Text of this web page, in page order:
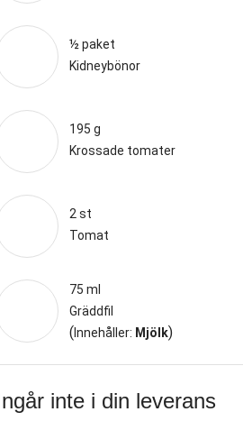
½ paket
Kidneybönor
195 g
Krossade tomater
2 st
Tomat
75 ml
Gräddfil
(Innehåller: Mjölk)
inte i din leverans